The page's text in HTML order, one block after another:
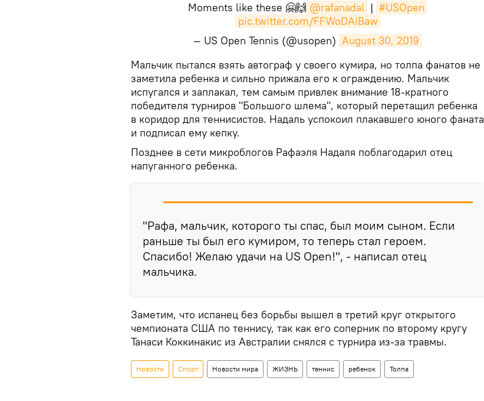
Moments like these 🤗🙌 @rafanadal | #USOpen
pic.twitter.com/FFWoDAiBaw
— US Open Tennis (@usopen) August 30, 2019
​Мальчик пытался взять автограф у своего кумира, но толпа фанатов не
заметила ребенка и сильно прижала его к ограждению. Мальчик
испугался и заплакал, тем самым привлек внимание 18-кратного
победителя турниров "Большого шлема", который перетащил ребенка
в коридор для теннисистов. Надаль успокоил плакавшего юного фаната
и подписал ему кепку.
Позднее в сети микроблогов Рафаэля Надаля поблагодарил отец
напуганного ребенка.
"Рафа, мальчик, которого ты спас, был моим сыном. Если
раньше ты был его кумиром, то теперь стал героем.
Спасибо! Желаю удачи на US Open!", - написал отец
мальчика.
Заметим, что испанец без борьбы вышел в третий круг открытого
чемпионата США по теннису, так как его соперник по второму кругу
Танаси Коккинакис из Австралии снялся с турнира из-за травмы.
Новости Спорт Новости мира ЖИЗНЬ теннис ребенок Толпа